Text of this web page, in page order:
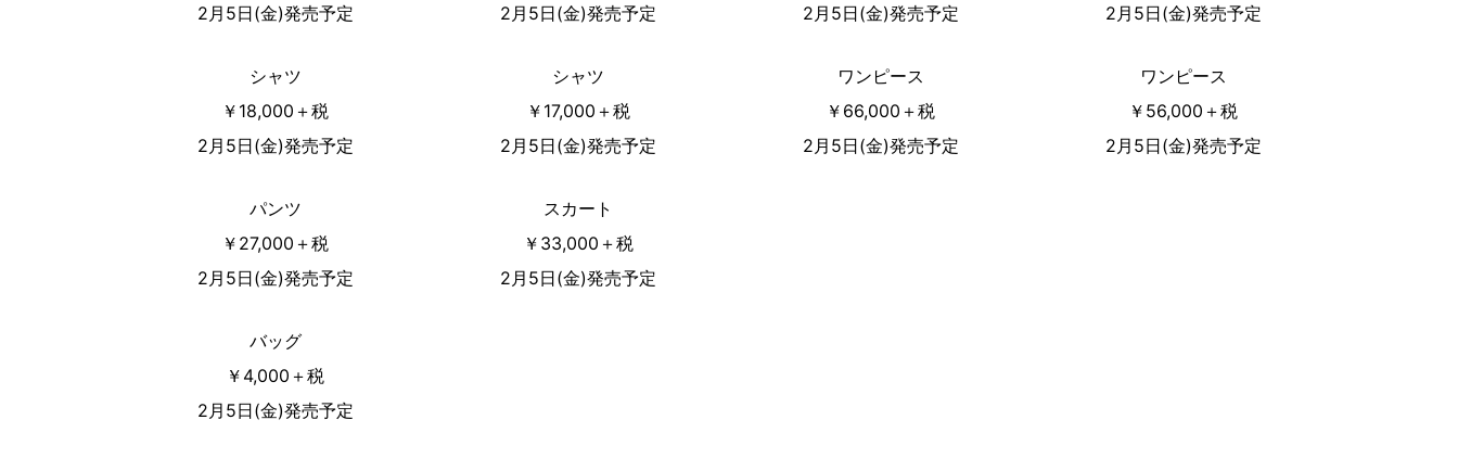
2月5日(金)発売予定
シャツ
￥18,000＋税
2月5日(金)発売予定
パンツ
￥27,000＋税
2月5日(金)発売予定
バッグ
￥4,000＋税
2月5日(金)発売予定
2月5日(金)発売予定
シャツ
￥17,000＋税
2月5日(金)発売予定
スカート
￥33,000＋税
2月5日(金)発売予定
2月5日(金)発売予定
ワンピース
￥66,000＋税
2月5日(金)発売予定
2月5日(金)発売予定
ワンピース
￥56,000＋税
2月5日(金)発売予定